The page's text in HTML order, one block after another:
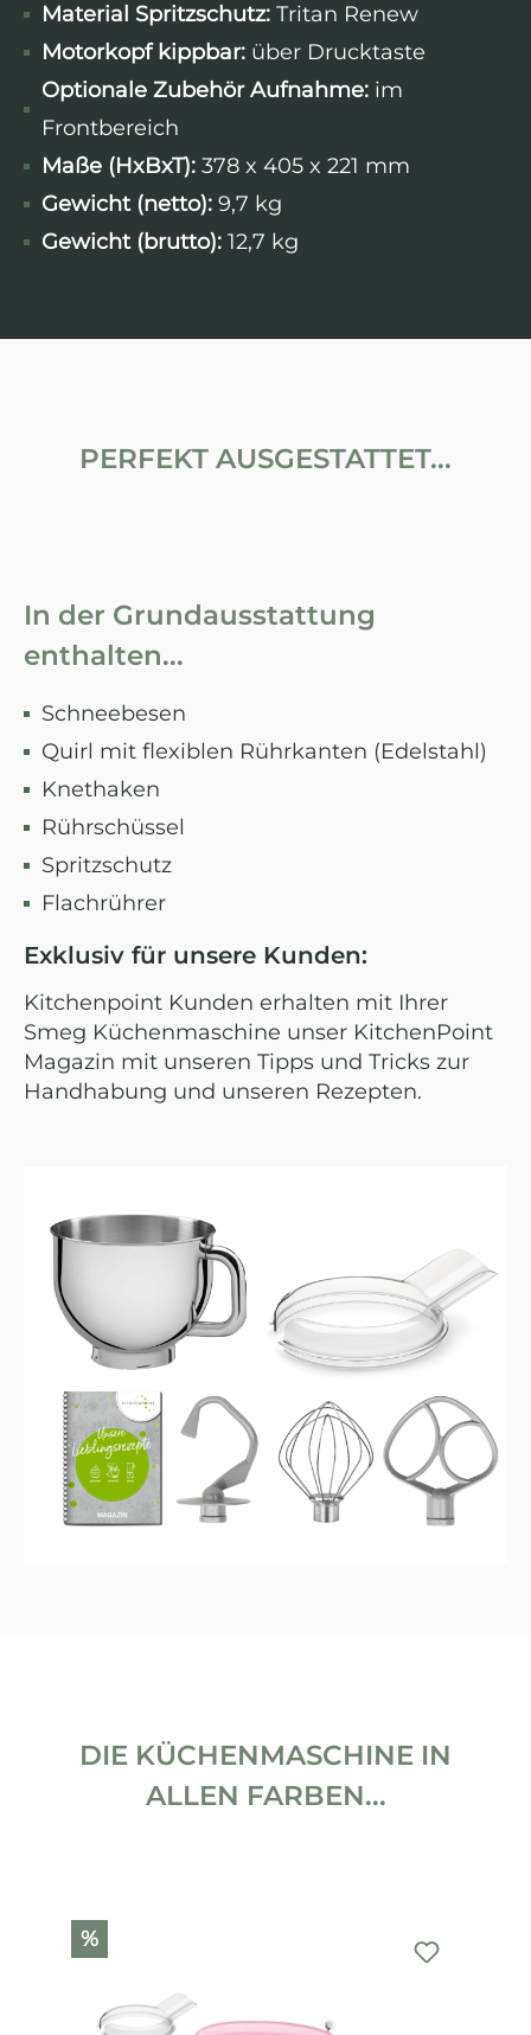
Material Spritzschutz: Tritan Renew
Motorkopf kippbar: über Drucktaste
Optionale Zubehör Aufnahme: im
Frontbereich
Maße (HxBxT): 378 x 405 x 221 mm
Gewicht (netto): 9,7 kg
Gewicht (brutto): 12,7 kg
PERFEKT AUSGESTATTET...
In der Grundausstattung
enthalten...
Schneebesen
Quirl mit flexiblen Rührkanten (Edelstahl)
Knethaken
Rührschüssel
Spritzschutz
Flachrührer
Exklusiv für unsere Kunden:
Kitchenpoint Kunden erhalten mit Ihrer
Smeg Küchenmaschine unser KitchenPoint
Magazin mit unseren Tipps und Tricks zur
Handhabung und unseren Rezepten.
DIE KÜCHENMASCHINE IN
ALLEN FARBEN...
Produktgalerie überspringen
%